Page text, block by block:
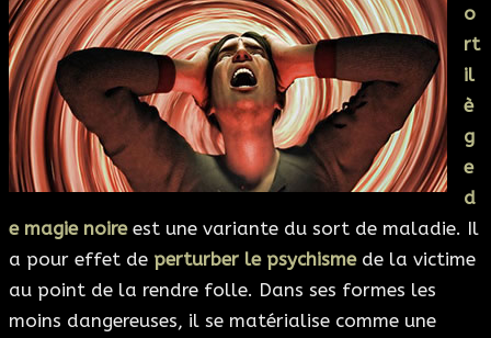
o
rt
il
è
g
e
d
e magie noireest une variante du sort de maladie. Il
a pour effet de perturber le psychismede la victime
au point de la rendre folle. Dans ses formes les
moins dangereuses, il se matérialise comme une